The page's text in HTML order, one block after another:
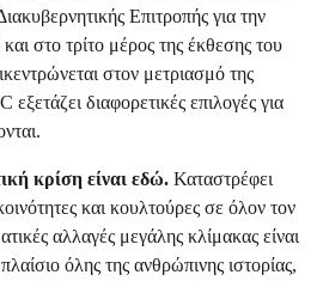
Επιτροπής για την
στο τρίτο μέρος της έκθεσης του
στον μετριασμό της
διαφορετικές επιλογές για
κρίση είναι εδώ. Καταστρέφει
και κουλτούρες σε όλον τον
αλλαγές μεγάλης κλίμακας είναι
όλης της ανθρώπινης ιστορίας,